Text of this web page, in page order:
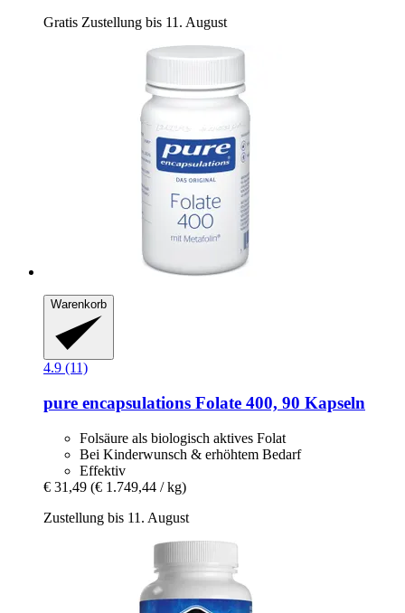
Gratis Zustellung bis 11. August
Warenkorb
4.9 (11)
pure encapsulations Folate 400, 90 Kapseln
Folsäure als biologisch aktives Folat
Bei Kinderwunsch & erhöhtem Bedarf
Effektiv
€ 31,49 (€ 1.749,44 / kg)
Zustellung bis 11. August